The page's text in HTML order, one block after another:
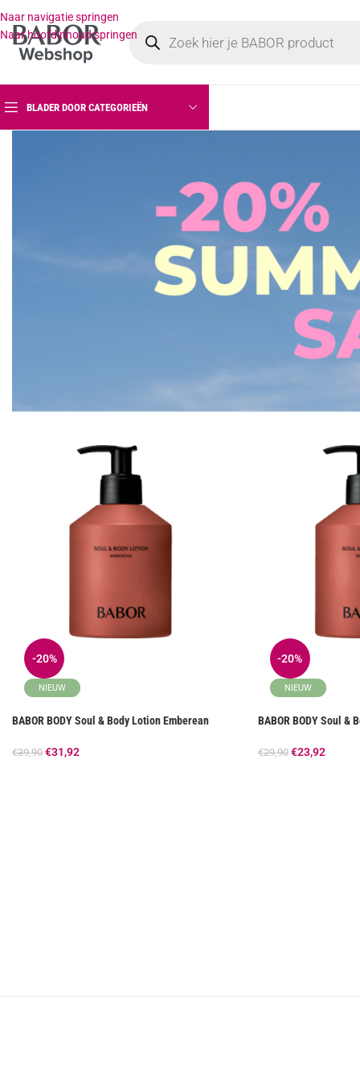
Naar navigatie springen
Naar hoofdinhoud springen
BLADER DOOR CATEGORIEËN
-20%
NIEUW
BABOR BODY Soul & Body Lotion Emberean
€39,90 €31,92
-20%
NIEUW
BABOR BODY Soul &
€29,90 €23,92